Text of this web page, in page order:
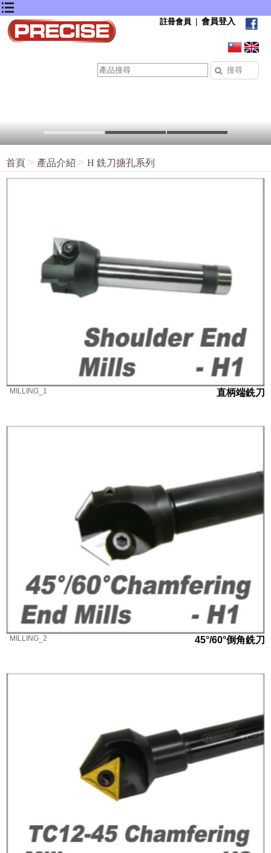
註冊會員 會員登入
首頁 產品介紹 H 銑刀搪孔系列
直柄端銑刀
MILLING_1
45°/60°倒角銑刀
MILLING_2